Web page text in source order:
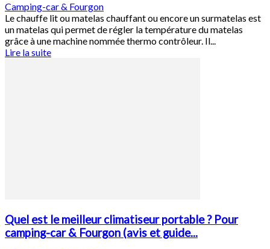
Camping-car & Fourgon
Le chauffe lit ou matelas chauffant ou encore un surmatelas est
un matelas qui permet de régler la température du matelas
grâce à une machine nommée thermo contrôleur. Il...
Lire la suite
Quel est le meilleur climatiseur portable ? Pour
camping-car & Fourgon (avis et guide...